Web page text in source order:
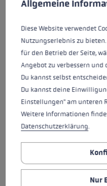
Du
Nordic
Speed
Stock
dem
Shark
Allgemeine
Diese Website verwendet
Nutzungserlebnis zu
für den Betrieb der Seite,
Angebot zu verbessern
Du kannst selbst
Du kannst deine
Einstellungen" am unteren
Weitere Informationen
Datenschutzerklärung.
Nur